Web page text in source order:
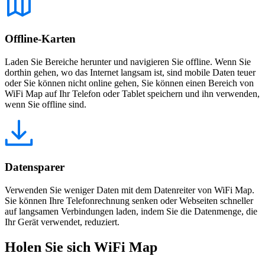
Offline-Karten
Laden Sie Bereiche herunter und navigieren Sie offline. Wenn Sie
dorthin gehen, wo das Internet langsam ist, sind mobile Daten teuer
oder Sie können nicht online gehen, Sie können einen Bereich von
WiFi Map auf Ihr Telefon oder Tablet speichern und ihn verwenden,
wenn Sie offline sind.
Datensparer
Verwenden Sie weniger Daten mit dem Datenreiter von WiFi Map.
Sie können Ihre Telefonrechnung senken oder Webseiten schneller
auf langsamen Verbindungen laden, indem Sie die Datenmenge, die
Ihr Gerät verwendet, reduziert.
Holen Sie sich WiFi Map